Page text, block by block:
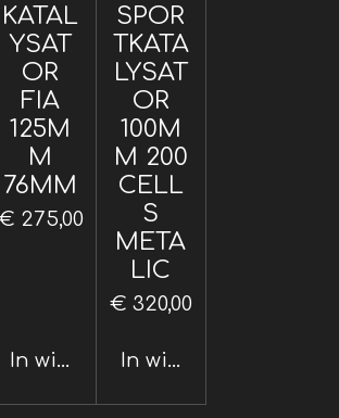
KATAL
YSAT
OR
FIA
125M
M
76MM
275,00
In winkelwagen
SPOR
TKATA
LYSAT
OR
100M
M 200
CELL
S
META
LIC
€ 320,00
In winkelwagen